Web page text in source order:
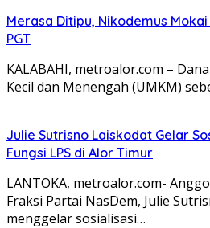
Merasa Ditipu, Nikodemus
PGT
KALABAHI, metroalor.com –
Kecil dan Menengah (UMKM)
Julie Sutrisno Laiskodat Gelar
Fungsi LPS di Alor Timur
LANTOKA, metroalor.com-
Fraksi Partai NasDem, Julie
menggelar sosialisasi…